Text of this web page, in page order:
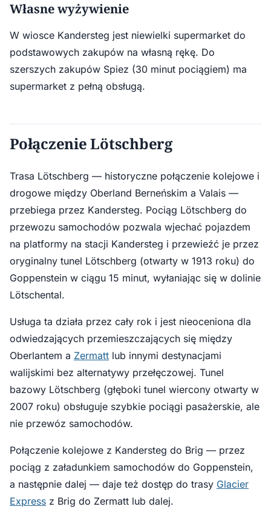
Własne wyżywienie
W wiosce Kandersteg jest niewielki supermarket do
podstawowych zakupów na własną rękę. Do
szerszych zakupów Spiez (30 minut pociągiem) ma
supermarket z pełną obsługą.
Połączenie Lötschberg
Trasa Lötschberg — historyczne połączenie kolejowe i
drogowe między Oberland Berneńskim a Valais —
przebiega przez Kandersteg. Pociąg Lötschberg do
przewozu samochodów pozwala wjechać pojazdem
na platformy na stacji Kandersteg i przewieźć je przez
oryginalny tunel Lötschberg (otwarty w 1913 roku) do
Goppenstein w ciągu 15 minut, wyłaniając się w dolinie
Lötschental.
Usługa ta działa przez cały rok i jest nieoceniona dla
odwiedzających przemieszczających się między
Oberlantem a Zermatt lub innymi destynacjami
walijskimi bez alternatywy przełęczowej. Tunel
bazowy Lötschberg (głęboki tunel wiercony otwarty w
2007 roku) obsługuje szybkie pociągi pasażerskie, ale
nie przewóz samochodów.
Połączenie kolejowe z Kandersteg do Brig — przez
pociąg z załadunkiem samochodów do Goppenstein,
a następnie dalej — daje też dostęp do trasy Glacier
Express z Brig do Zermatt lub dalej.